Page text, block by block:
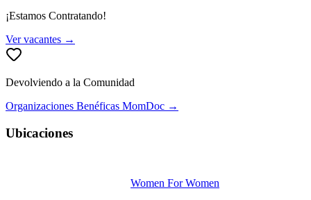
¡Estamos Contratando!
Ver vacantes →
Devolviendo a la Comunidad
Organizaciones Benéficas MomDoc →
Ubicaciones
Women For Women